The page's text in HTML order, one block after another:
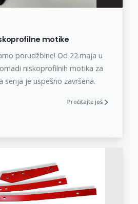
motike
porudžbine! Od 22.maja u
niskoprofilnih motika za
je uspešno završena.
Pročitajte još